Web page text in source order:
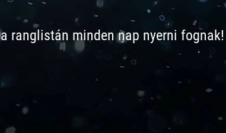
a ranglistán minden nap nyerni fognak!